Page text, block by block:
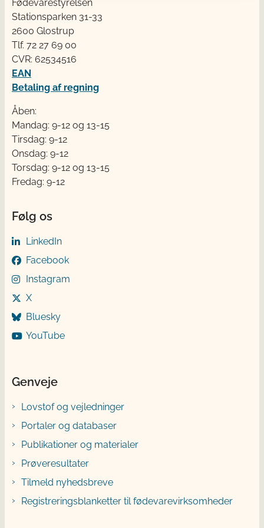
Fødevarestyrelsen
Stationsparken 31-33
2600 Glostrup
Tlf. 72 2​​​7 69 00
CVR: 62534516
EAN
Betaling af regning
Åben:
Mandag: 9-12 og 13-15
Tirsdag: 9-12
Onsdag: 9-12
Torsdag: 9-12 og 13-15
Fredag: 9-12
Følg os
LinkedIn
Facebook
Instagram
X
Bluesky
YouTube
Genveje
Lovstof og vejledninger
Portaler og databaser
Publikationer og materialer
Prøveresultater
Tilmeld nyhedsbreve
Registreringsblanketter til fødevarevirksomheder